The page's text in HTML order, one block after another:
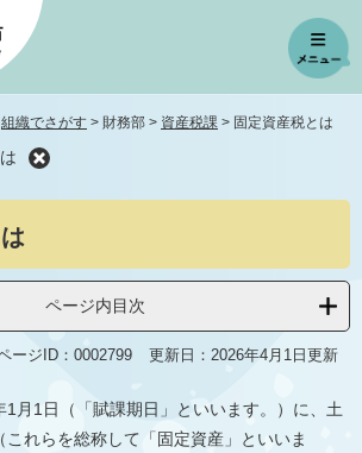
組織でさがす > 財務部 > 資産税課 > 固定資産税とは
ページ内目次
ージID：0002799 更新日：2026年4月1日更新
月1日（「賦課期日」といいます。）に、土
れらを総称して「固定資産」といいま